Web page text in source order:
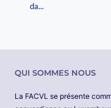
da...
QUI SOMMES NOUS
La FACVL se présente